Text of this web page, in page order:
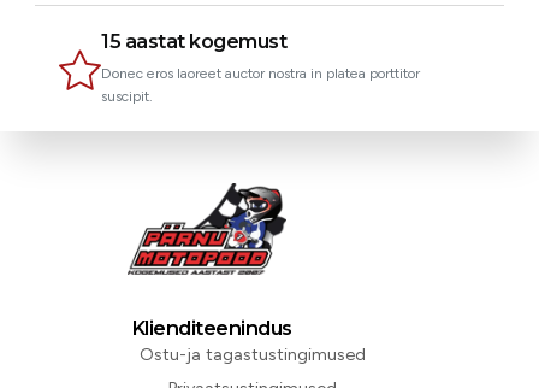
15 aastat kogemust
Donec eros laoreet auctor nostra in platea porttitor
suscipit.
Klienditeenindus
Ostu-ja tagastustingimused